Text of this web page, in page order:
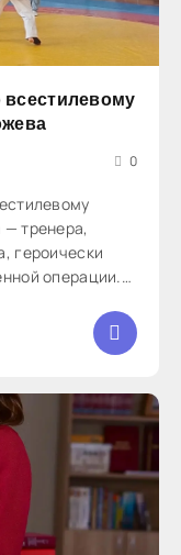
0
тренера,
героически
операции.
чтобы не